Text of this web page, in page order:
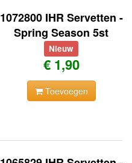
1072800 IHR Servetten -
Spring Season 5st
Nieuw
€ 1,90
Toevoegen